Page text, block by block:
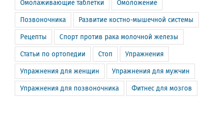
Омолаживающие таблетки Омоложение
Позвоночника Развитие костно-мышечной системы
Рецепты Спорт против рака молочной железы
Статьи по ортопедии Стоп Упражнения
Упражнения для женщин Упражнения для мужчин
Упражнения для позвоночника Фитнес для мозгов